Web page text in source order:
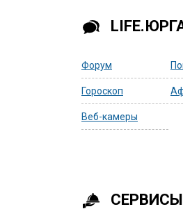
Форум
Гороскоп
Веб-камеры
СЕРВИСЫ